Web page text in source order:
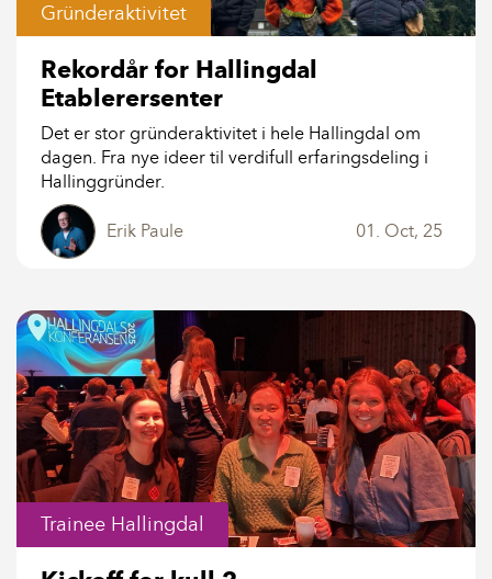
Gründeraktivitet
Rekordår for Hallingdal
Etablerersenter
Det er stor gründeraktivitet i hele Hallingdal om
dagen. Fra nye ideer til verdifull erfaringsdeling i
Hallinggründer.
Erik Paule 01. Oct, 25
Trainee Hallingdal